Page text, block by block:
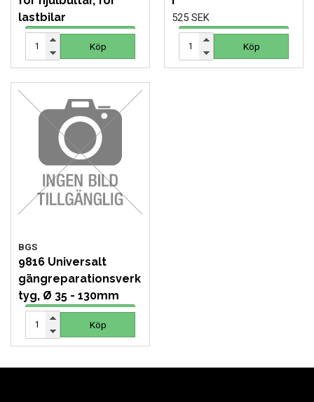
lastbilar
722 SEK
Köp
525 SEK
Köp
BGS
9816 Universalt
gängreparationsverk
tyg, Ø 35 - 130mm
2 165 SEK
Köp